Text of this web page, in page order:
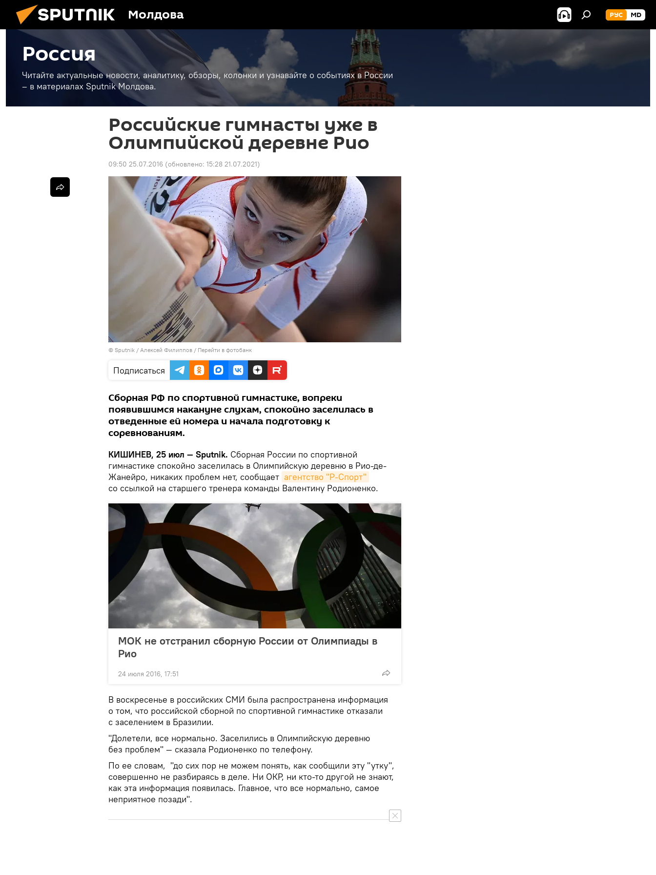
Молдова РУС MD
Россия
Читайте актуальные новости, аналитику, обзоры, колонки и узнавайте о событиях в России
– в материалах Sputnik Молдова.
Российские гимнасты уже в
Олимпийской деревне Рио
09:50 25.07.2016 (обновлено: 15:28 21.07.2021)
© Sputnik / Алексей Филиппов / Перейти в фотобанк
Подписаться
Сборная РФ по спортивной гимнастике, вопреки
появившимся накануне слухам, спокойно заселилась в
отведенные ей номера и начала подготовку к
соревнованиям.
КИШИНЕВ, 25 июл — Sputnik. Сборная России по спортивной
гимнастике спокойно заселилась в Олимпийскую деревню в Рио-де-
Жанейро, никаких проблем нет, сообщает агентство "Р-Спорт"
со ссылкой на старшего тренера команды Валентину Родионенко.
МОК не отстранил сборную России от Олимпиады в
Рио
24 июля 2016, 17:51
В воскресенье в российских СМИ была распространена информация
о том, что российской сборной по спортивной гимнастике отказали
с заселением в Бразилии.
"Долетели, все нормально. Заселились в Олимпийскую деревню
без проблем" — сказала Родионенко по телефону.
По ее словам, "до сих пор не можем понять, как сообщили эту "утку",
совершенно не разбираясь в деле. Ни ОКР, ни кто-то другой не знают,
как эта информация появилась. Главное, что все нормально, самое
неприятное позади".